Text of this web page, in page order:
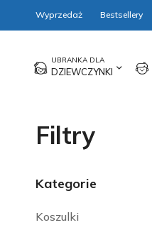
Wyprzedaż Bestsellery
DZIEWCZYNKI
Filtry
Kategorie
Koszulki